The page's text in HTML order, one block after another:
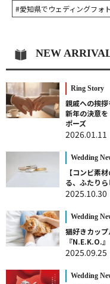
#愛知県でウェディングフォト
NEW
Ring Story
親戚への挨拶
新年の決意
ポーズ
2026.01.11
Wedding
【コンビ素
る、ふたり
2025.10.30
Wedding
猫好きカッ
『N.E.K.O.』
2025.09.25
Wedding